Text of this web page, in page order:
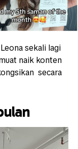
sekali lagi
naik konten
secara